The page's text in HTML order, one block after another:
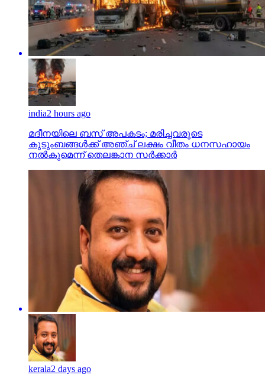
india2 hours ago
മദീനയിലെ ബസ് അപകടം; മരിച്ചവരുടെ
കുടുംബങ്ങള്‍ക്ക് അഞ്ച് ലക്ഷം വീതം ധനസഹായം
നല്‍കുമെന്ന് തെലങ്കാന സര്‍ക്കാര്‍
kerala2 days ago